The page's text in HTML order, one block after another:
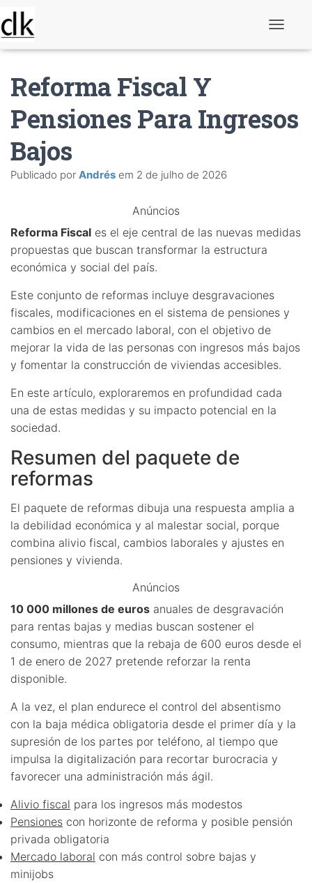
r
n
Reforma Fiscal Y
Pensiones Para Ingresos
Bajos
Publicado por Andrés em 2 de julho de 2026
Anúncios
Reforma Fiscal es el eje central de las nuevas medidas
propuestas que buscan transformar la estructura
económica y social del país.
Este conjunto de reformas incluye desgravaciones
fiscales, modificaciones en el sistema de pensiones y
cambios en el mercado laboral, con el objetivo de
mejorar la vida de las personas con ingresos más bajos
y fomentar la construcción de viviendas accesibles.
En este artículo, exploraremos en profundidad cada
una de estas medidas y su impacto potencial en la
sociedad.
Resumen del paquete de
reformas
El paquete de reformas dibuja una respuesta amplia a
la debilidad económica y al malestar social, porque
combina alivio fiscal, cambios laborales y ajustes en
pensiones y vivienda.
Anúncios
10 000 millones de euros anuales de desgravación
para rentas bajas y medias buscan sostener el
consumo, mientras que la rebaja de 600 euros desde el
1 de enero de 2027 pretende reforzar la renta
disponible.
A la vez, el plan endurece el control del absentismo
con la baja médica obligatoria desde el primer día y la
supresión de los partes por teléfono, al tiempo que
impulsa la digitalización para recortar burocracia y
favorecer una administración más ágil.
Alivio fiscal para los ingresos más modestos
Pensiones con horizonte de reforma y posible pensión
privada obligatoria
Mercado laboral con más control sobre bajas y
minijobs